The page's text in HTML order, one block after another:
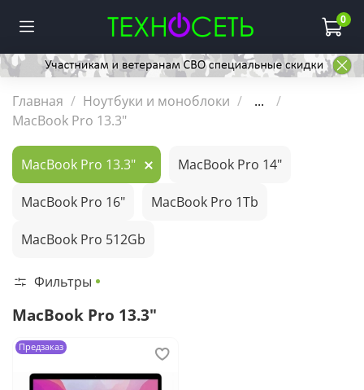
0
Главная Ноутбуки и моноблоки
...
MacBook Pro 13.3"
MacBook Pro 13.3" MacBook Pro 14"
MacBook Pro 16" MacBook Pro 1Tb
MacBook Pro 512Gb
Фильтры
MacBook Pro 13.3"
Предзаказ